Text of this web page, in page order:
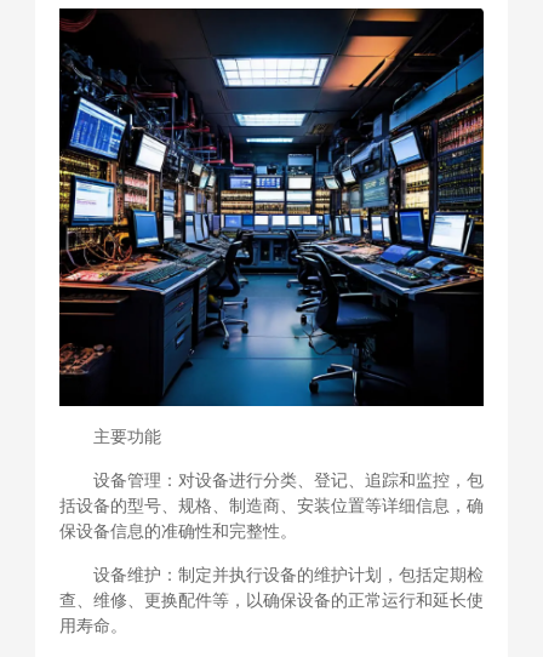
主要功能
设备管理：对设备进行分类、登记、追踪和监控，包
括设备的型号、规格、制造商、安装位置等详细信息，确
保设备信息的准确性和完整性。
设备维护：制定并执行设备的维护计划，包括定期检
查、维修、更换配件等，以确保设备的正常运行和延长使
用寿命。